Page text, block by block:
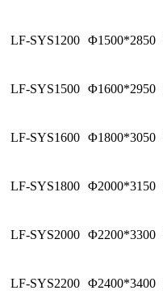
LF-SYS1200 Φ1500*2850
LF-SYS1500 Φ1600*2950
LF-SYS1600 Φ1800*3050
LF-SYS1800 Φ2000*3150
LF-SYS2000 Φ2200*3300
LF-SYS2200 Φ2400*3400